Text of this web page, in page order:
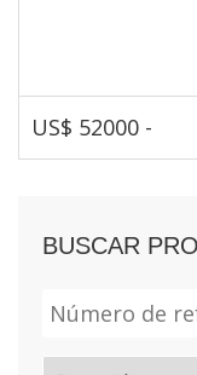
US$ 52000 -
BUSCAR